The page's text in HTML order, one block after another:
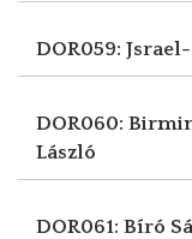
DOR059:
DOR060:
László
DOR061: Bíró